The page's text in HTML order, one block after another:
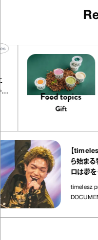
エ
キャ
【timelesz
ら始まる物
ロは夢をも
れた場所」
timelesz